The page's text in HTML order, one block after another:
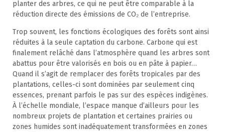
planter des arbres, ce qui ne peut être comparable à la
réduction directe des émissions de CO₂ de l’entreprise.
Trop souvent, les fonctions écologiques des forêts sont ainsi
réduites à la seule captation du carbone. Carbone qui est
finalement relâché dans l’atmosphère quand les arbres sont
abattus pour être valorisés en bois ou en pâte à papier…
Quand il s’agit de remplacer des forêts tropicales par des
plantations, celles-ci sont dominées par seulement cinq
essences, prenant parfois le pas sur des espèces indigènes.
À l’échelle mondiale, l’espace manque d’ailleurs pour les
nombreux projets de plantation et certaines prairies ou
zones humides sont inadéquatement transformées en zones